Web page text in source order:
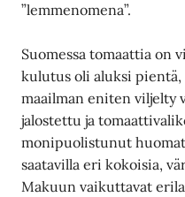
”lemmenomena”.
Suomessa tomaattia on
kulutus oli aluksi
maailman eniten viljelty
jalostettu ja
monipuolistunut
saatavilla eri kokoisia,
Makuun vaikuttavat